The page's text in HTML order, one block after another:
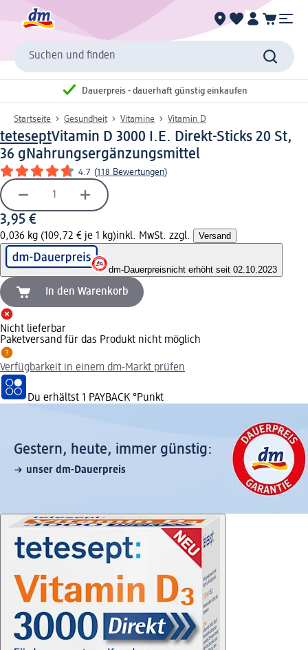
Suchen und finden
Dauerpreis - dauerhaft günstig einkaufen
Startseite Gesundheit Vitamine Vitamin D
teteseptVitamin D 3000 I.E. Direkt-Sticks 20 St,
36 gNahrungsergänzungsmittel
4.7 (118 Bewertungen)
3,95 €
0,036 kg (109,72 € je 1 kg)inkl. MwSt. zzgl. Versand
dm-Dauerpreisnicht erhöht seit 02.10.2023
In den Warenkorb
Nicht lieferbar
Paketversand für das Produkt nicht möglich
Verfügbarkeit in einem dm-Markt prüfen
Du erhältst 1 PAYBACK °Punkt
Gestern, heute, immer günstig:
unser dm-Dauerpreis